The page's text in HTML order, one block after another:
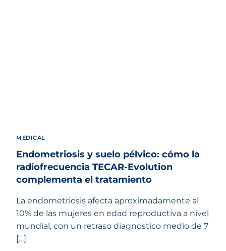
MEDICAL
Endometriosis y suelo pélvico: cómo la
radiofrecuencia TECAR-Evolution
complementa el tratamiento
La endometriosis afecta aproximadamente al
10% de las mujeres en edad reproductiva a nivel
mundial, con un retraso diagnostico medio de 7
[…]